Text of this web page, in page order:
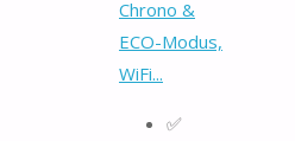
Chrono &
ECO-Modus,
WiFi...
✅